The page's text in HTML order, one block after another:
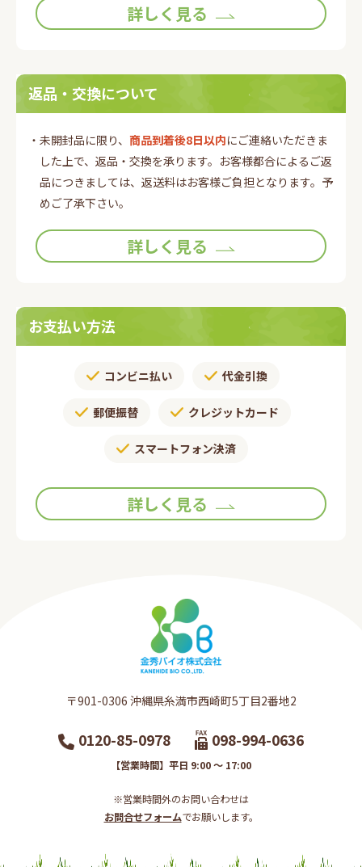
詳しく見る
返品・交換について
・未開封品に限り、 商品到着後8日以内にご連絡いただきま
した上で、返品・交換を承ります。お客様都合によるご返
品につきましては、返送料はお客様ご負担となります。予
めご了承下さい。
詳しく見る
お支払い方法
コンビニ払い 代金引換
郵便振替​ クレジットカード
スマートフォン決済
詳しく見る
〒901-0306​ 沖縄県糸満市西崎町5丁目2番地2​
0120-85-0978 098-994-0636
【営業時間】平日 9:00 ～ 17:00
※営業時間外のお問い合わせは
お問合せフォームでお願いします。​